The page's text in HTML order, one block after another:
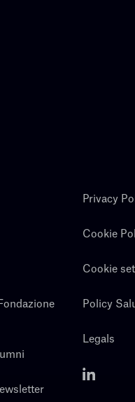
Privacy
Cookie
Cookie
Policy
Legals